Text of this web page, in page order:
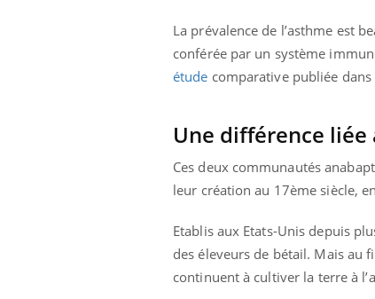
La prévalence de l’asthme est
conférée par un système
étude comparative publiée
Une différence
Ces deux communautés
leur création au 17ème siècle,
Etablis aux Etats-Unis depuis
des éleveurs de bétail. Mais au
continuent à cultiver la terre à
Eczéma Chronique des Mains : se
préparer pour l’été !Youtube